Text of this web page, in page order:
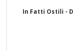
In Fatti Ostili -